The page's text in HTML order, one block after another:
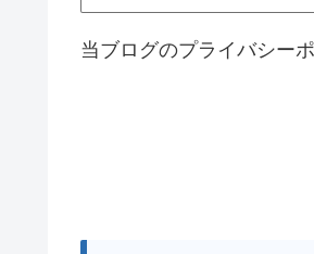
当ブログのプライバシー